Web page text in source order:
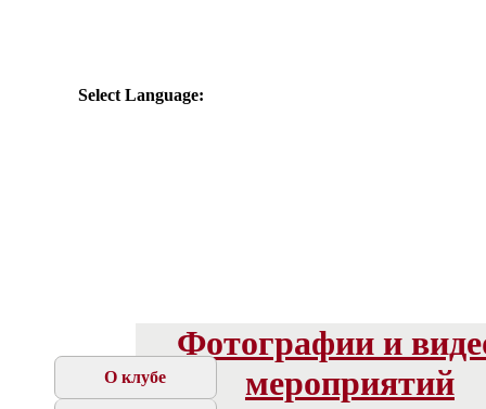
Select Language:
О клубе
Фотографии и
мероприятий